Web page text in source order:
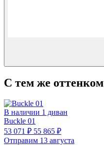
С тем же оттенком
В наличии 1 диван
Buckle 01
53 071 ₽ 55 865 ₽
Отправим 13 августа